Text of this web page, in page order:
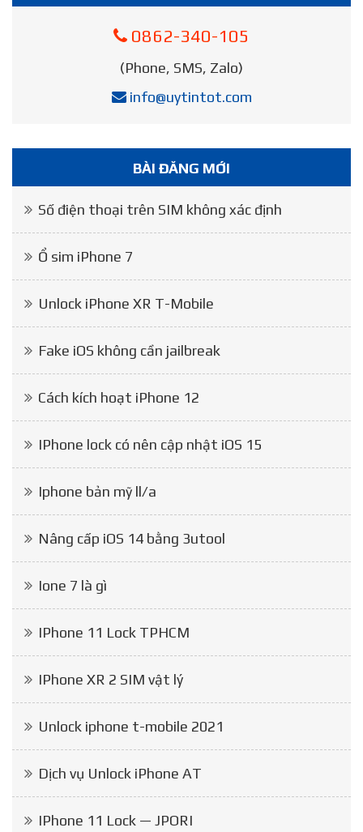
0862-340-105
(Phone, SMS, Zalo)
info@uytintot.com
BÀI ĐĂNG MỚI
Số điện thoại trên SIM không xác định
Ổ sim iPhone 7
Unlock iPhone XR T-Mobile
Fake iOS không cần jailbreak
Cách kích hoạt iPhone 12
IPhone lock có nên cập nhật iOS 15
Iphone bản mỹ ll/a
Nâng cấp iOS 14 bằng 3utool
Ione 7 là gì
IPhone 11 Lock TPHCM
IPhone XR 2 SIM vật lý
Unlock iphone t-mobile 2021
Dịch vụ Unlock iPhone AT
IPhone 11 Lock — JPORI